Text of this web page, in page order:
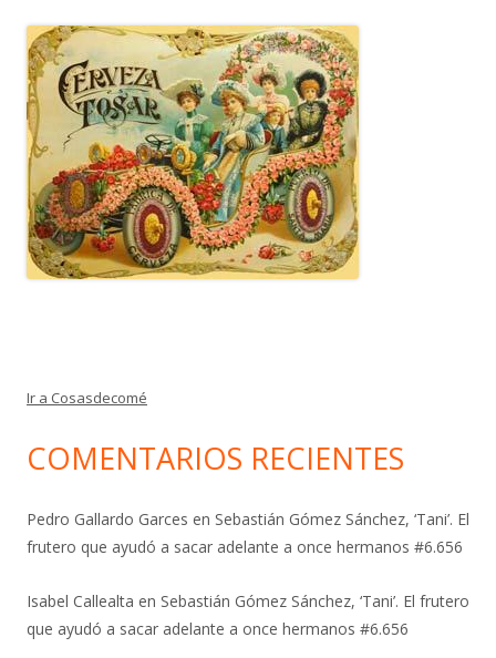
Ir a Cosasdecomé
COMENTARIOS RECIENTES
Pedro Gallardo Garces en Sebastián Gómez Sánchez, ‘Tani’. El
frutero que ayudó a sacar adelante a once hermanos #6.656
Isabel Callealta en Sebastián Gómez Sánchez, ‘Tani’. El frutero
que ayudó a sacar adelante a once hermanos #6.656